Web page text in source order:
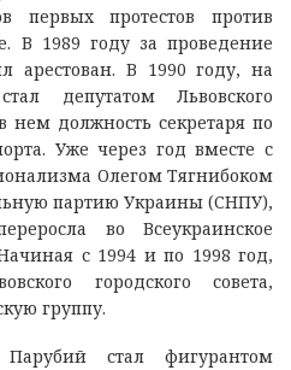
первых протестов против
В 1989 году за проведение
арестован. В 1990 году, на
депутатом Львовского
нем должность секретаря по
Уже через год вместе с
Олегом Тягнибоком
партию Украины (СНПУ),
во Всеукраинское
с 1994 и по 1998 год,
городского совета,
группу.
стал фигурантом